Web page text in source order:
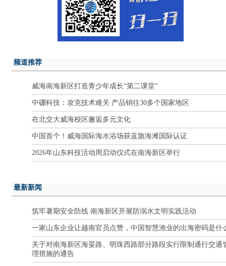
频道推荐
威海南海新区打造青少年成长“第二课堂”
中硼科技：攻克技术难关 产品销往30多个国家地区
在北交大威海校区邂逅多元文化
中国首个！威海国际海水浴场获蓝旗海滩国际认证
2026年山东科技活动周启动仪式在南海新区举行
最新新闻
筑牢暑期安全防线 南海新区开展防溺水文明实践活动
一家山东企业让越南官员点赞，中国智慧渔业的出海密码是什
关于对南海新区海晏路、明珠西路部分路段实行限制通行交通
理措施的通告